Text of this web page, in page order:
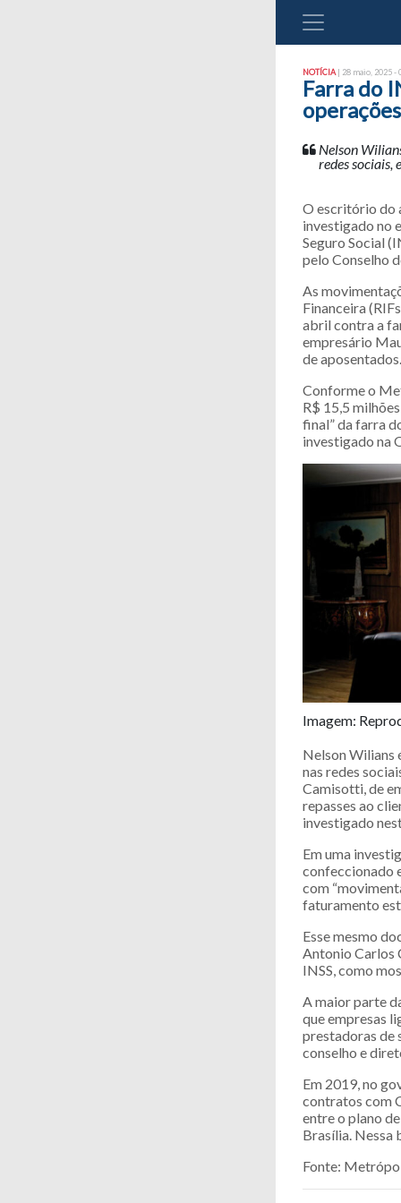
NOTÍCIA | 28 maio, 2025 -
Farra do
Nelson
redes sociais,
O escritório do
investigado no
Seguro Social
pelo Conselho
As
Financeira
abril contra a
empresário
de aposentados.
Conforme o
R$ 15,5
final” da farra
investigado na
Imagem:
Nelson Wilians
nas redes
Camisotti, de
repasses ao
investigado
Em uma
confeccionado
com
faturamento
Esse mesmo
Antonio Carlos
INSS, como
A maior parte
que empresas
prestadoras de
conselho e
Em 2019, no
contratos com
entre o plano
Brasília. Nessa
Fonte: